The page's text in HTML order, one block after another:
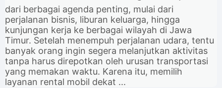
dari berbagai agenda penting, mulai dari
perjalanan bisnis, liburan keluarga, hingga
kunjungan kerja ke berbagai wilayah di Jawa
Timur. Setelah menempuh perjalanan udara, tentu
banyak orang ingin segera melanjutkan aktivitas
tanpa harus direpotkan oleh urusan transportasi
yang memakan waktu. Karena itu, memilih
layanan rental mobil dekat ...